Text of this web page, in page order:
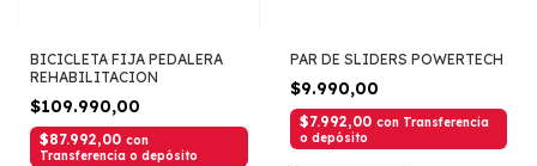
BICICLETA FIJA PEDALERA
REHABILITACION
$109.990,00
$87.992,00 con
Transferencia o depósito
PAR DE SLIDERS POWERTECH
$9.990,00
$7.992,00 con Transferencia
o depósito